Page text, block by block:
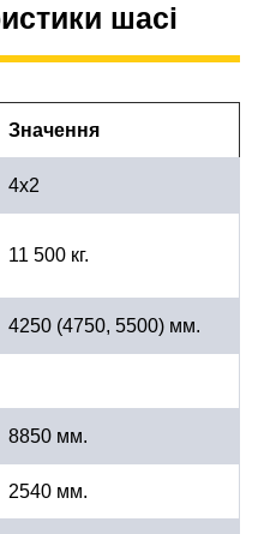
шасі
Значення
4х2
11 500 кг.
4250 (4750, 5500) мм.
8850 мм.
2540 мм.